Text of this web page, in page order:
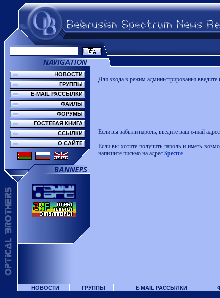
НОВОСТИ
ГРУППЫ
E-MAIL РАССЫЛКИ
ФАЙЛЫ
ФОРУМЫ
ГОСТЕВАЯ КНИГА
ССЫЛКИ
О САЙТЕ
Для входа в режим администрирования введите
Если вы забыли пароль, введите ваш e-mail
Если вы хотите получить пароль и иметь
напишите письмо на адрес Spectre.